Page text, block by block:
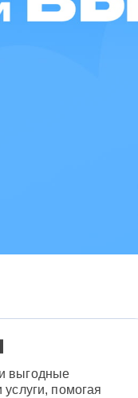
выгодные
услуги, помогая